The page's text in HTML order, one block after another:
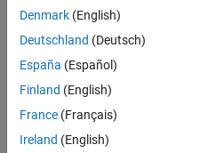
the
is u
are
given
and
acceleration.
Denmark (English)
Deutschland (Deutsch)
España (Español)
Finland (English)
France (Français)
Ireland (English)